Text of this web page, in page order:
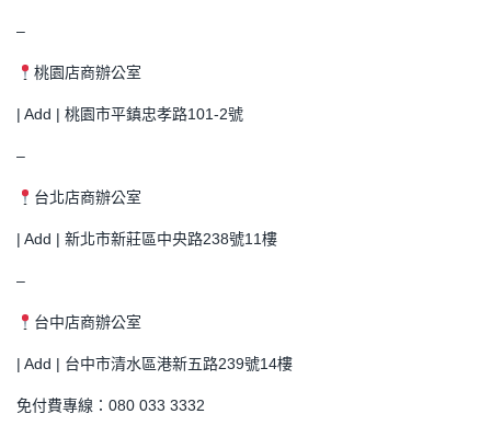
–
桃園店商辦公室
| Add | 桃園市平鎮忠孝路101-2號
–
台北店商辦公室
| Add | 新北市新莊區中央路238號11樓
–
台中店商辦公室
| Add | 台中市清水區港新五路239號14樓
免付費專線：080 033 3332